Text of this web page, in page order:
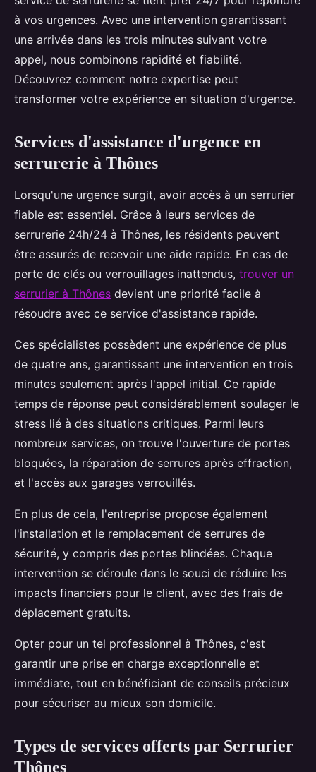
à vos urgences. Avec une intervention garantissant
une arrivée dans les trois minutes suivant votre
appel, nous combinons rapidité et fiabilité.
Découvrez comment notre expertise peut
transformer votre expérience en situation d'urgence.
Services d'assistance d'urgence en
serrurerie à Thônes
Lorsqu'une urgence surgit, avoir accès à un serrurier
fiable est essentiel. Grâce à leurs services de
serrurerie 24h/24 à Thônes, les résidents peuvent
être assurés de recevoir une aide rapide. En cas de
perte de clés ou verrouillages inattendus, trouver un
serrurier à Thônes devient une priorité facile à
résoudre avec ce service d'assistance rapide.
Ces spécialistes possèdent une expérience de plus
de quatre ans, garantissant une intervention en trois
minutes seulement après l'appel initial. Ce rapide
temps de réponse peut considérablement soulager le
stress lié à des situations critiques. Parmi leurs
nombreux services, on trouve l'ouverture de portes
bloquées, la réparation de serrures après effraction,
et l'accès aux garages verrouillés.
En plus de cela, l'entreprise propose également
l'installation et le remplacement de serrures de
sécurité, y compris des portes blindées. Chaque
intervention se déroule dans le souci de réduire les
impacts financiers pour le client, avec des frais de
déplacement gratuits.
Opter pour un tel professionnel à Thônes, c'est
garantir une prise en charge exceptionnelle et
immédiate, tout en bénéficiant de conseils précieux
pour sécuriser au mieux son domicile.
Types de services offerts par Serrurier
Thônes